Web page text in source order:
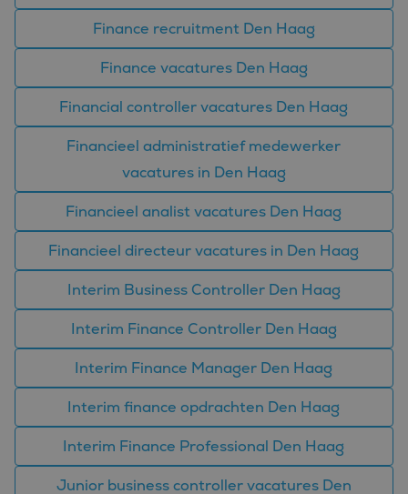
Finance recruitment Den Haag
Finance vacatures Den Haag
Financial controller vacatures Den Haag
Financieel administratief medewerker
vacatures in Den Haag
Financieel analist vacatures Den Haag
Financieel directeur vacatures in Den Haag
Interim Business Controller Den Haag
Interim Finance Controller Den Haag
Interim Finance Manager Den Haag
Interim finance opdrachten Den Haag
Interim Finance Professional Den Haag
Junior business controller vacatures Den